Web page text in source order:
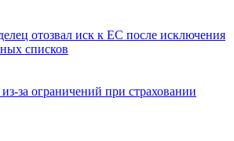
отозвал иск к ЕС после исключения
списков
за ограничений при страховании